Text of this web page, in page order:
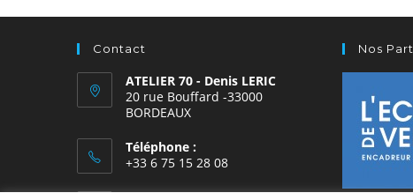
Contact
ATELIER 70 - Denis LERIC
20 rue Bouffard -33000
BORDEAUX
Téléphone :
+33 6 75 15 28 08
Nos